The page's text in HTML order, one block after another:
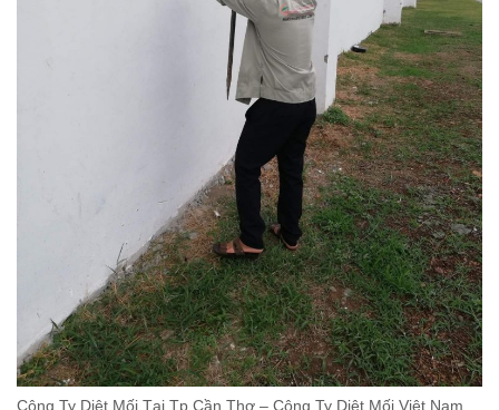
Công Ty Diệt Mối Tại Tp Cần Thơ – Công Ty Diệt Mối Việt Nam